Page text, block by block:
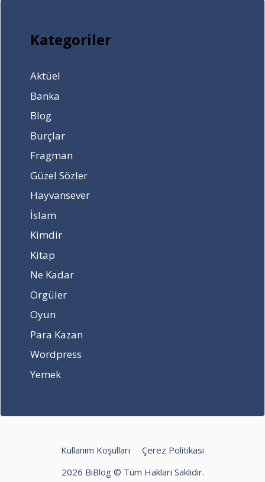
Kategoriler
Aktüel
Banka
Blog
Burçlar
Fragman
Güzel Sözler
Hayvansever
İslam
Kimdir
Kitap
Ne Kadar
Örgüler
Oyun
Para Kazan
Wordpress
Yemek
Kullanım Koşulları
Çerez Politikası
2026 BiBlog © Tüm Hakları Saklıdır.